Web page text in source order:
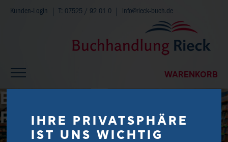
IHRE PRIVATSPHÄRE
IST UNS WICHTIG
Kunden-Login T: 07525 / 92 01 0 info@rieck-buch.de
WARENKORB
BUCHHANDLUNG
RIECK – SEIT 1938